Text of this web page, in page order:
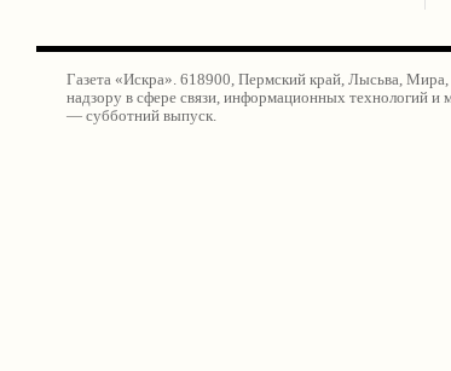
Газета «Искра». 618900, Пермский край, Лысьва,
надзору в сфере связи, информационных
— субботний выпуск.